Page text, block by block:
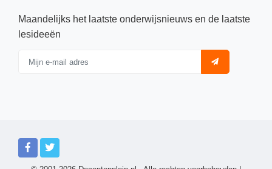
Maandelijks het laatste onderwijsnieuws en de laatste
lesideeën